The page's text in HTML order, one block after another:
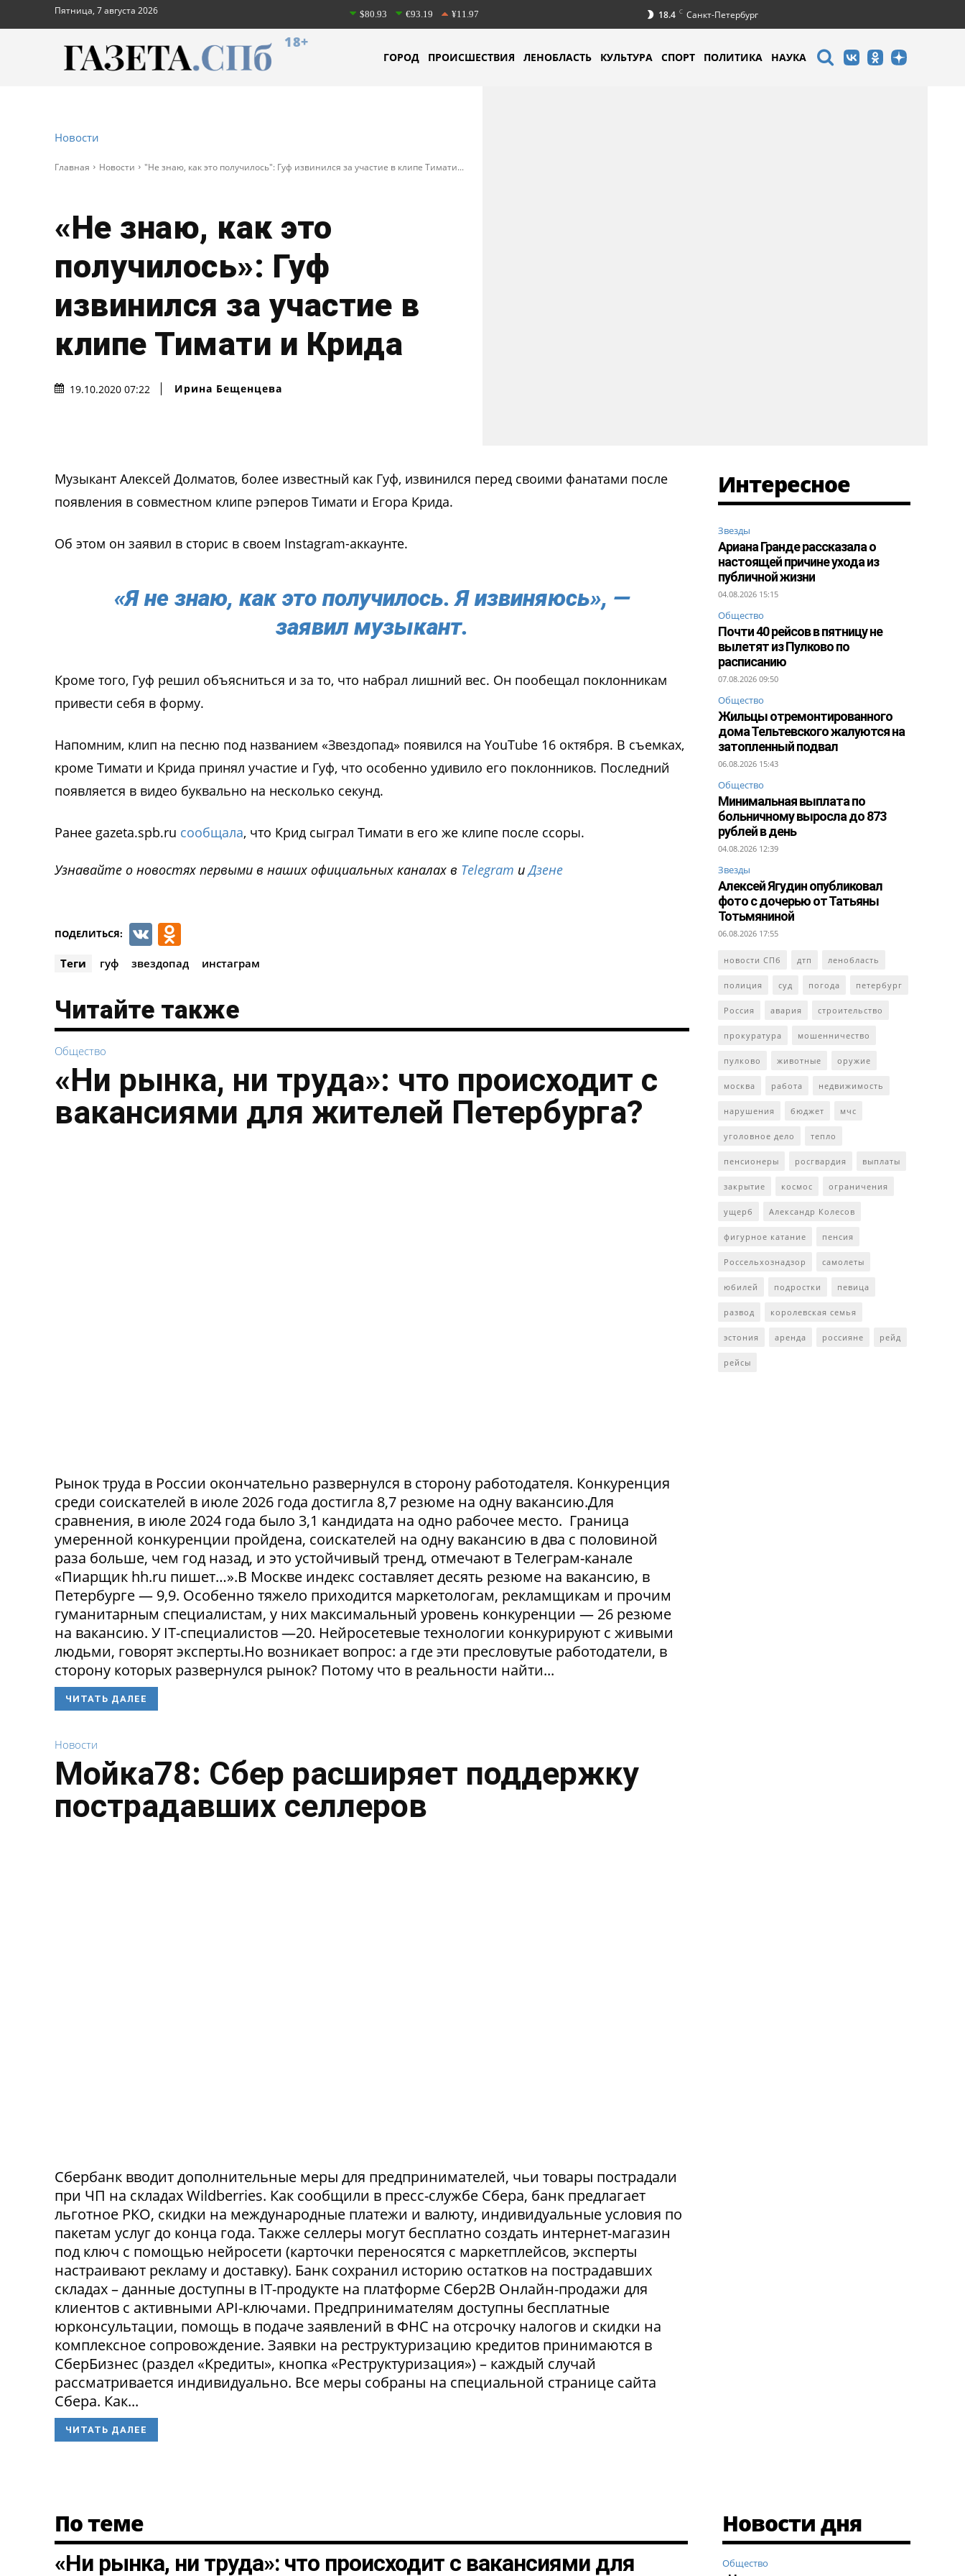
Пятница, 7 августа 2026 $80.93 €93.19 ¥11.97 18.4 C Санкт-Петербург
18+
ГОРОД ПРОИСШЕСТВИЯ ЛЕНОБЛАСТЬ КУЛЬТУРА СПОРТ ПОЛИТИКА НАУКА
Новости
Главная Новости "Не знаю, как это получилось": Гуф извинился за участие в клипе Тимати...
«Не знаю, как это
получилось»: Гуф
извинился за участие в
клипе Тимати и Крида
19.10.2020 07:22 Ирина Бещенцева
Музыкант Алексей Долматов, более известный как Гуф, извинился перед своими фанатами после
появления в совместном клипе рэперов Тимати и Егора Крида.
Об этом он заявил в сторис в своем Instagram-аккаунте.
«Я не знаю, как это получилось. Я извиняюсь», —
заявил музыкант.
Кроме того, Гуф решил объясниться и за то, что набрал лишний вес. Он пообещал поклонникам
привести себя в форму.
Напомним, клип на песню под названием «Звездопад» появился на YouTube 16 октября. В съемках,
кроме Тимати и Крида принял участие и Гуф, что особенно удивило его поклонников. Последний
появляется в видео буквально на несколько секунд.
Ранее gazeta.spb.ru сообщала, что Крид сыграл Тимати в его же клипе после ссоры.
Узнавайте о новостях первыми в наших официальных каналах в Telegram иДзене
ПОДЕЛИТЬСЯ: VK
Теги гуф звездопад инстаграм
Читайте также
Общество
«Ни рынка, ни труда»: что происходит с
вакансиями для жителей Петербурга?
Рынок труда в России окончательно развернулся в сторону работодателя. Конкуренция
среди соискателей в июле 2026 года достигла 8,7 резюме на одну вакансию.Для
сравнения, в июле 2024 года было 3,1 кандидата на одно рабочее место. Граница
умеренной конкуренции пройдена, соискателей на одну вакансию в два с половиной
раза больше, чем год назад, и это устойчивый тренд, отмечают в Телеграм-канале
«Пиарщик hh.ru пишет…».В Москве индекс составляет десять резюме на вакансию, в
Петербурге — 9,9. Особенно тяжело приходится маркетологам, рекламщикам и прочим
гуманитарным специалистам, у них максимальный уровень конкуренции — 26 резюме
на вакансию. У IT-специалистов —20. Нейросетевые технологии конкурируют с живыми
людьми, говорят эксперты.Но возникает вопрос: а где эти пресловутые работодатели, в
сторону которых развернулся рынок? Потому что в реальности найти...
ЧИТАТЬ ДАЛЕЕ
Новости
Мойка78: Сбер расширяет поддержку
пострадавших селлеров
Сбербанк вводит дополнительные меры для предпринимателей, чьи товары пострадали
при ЧП на складах Wildberries. Как сообщили в пресс-службе Сбера, банк предлагает
льготное РКО, скидки на международные платежи и валюту, индивидуальные условия по
пакетам услуг до конца года. Также селлеры могут бесплатно создать интернет-магазин
под ключ с помощью нейросети (карточки переносятся с маркетплейсов, эксперты
настраивают рекламу и доставку). Банк сохранил историю остатков на пострадавших
складах – данные доступны в IT-продукте на платформе Сбер2В Онлайн-продажи для
клиентов с активными API-ключами. Предпринимателям доступны бесплатные
юрконсультации, помощь в подаче заявлений в ФНС на отсрочку налогов и скидки на
комплексное сопровождение. Заявки на реструктуризацию кредитов принимаются в
СберБизнес (раздел «Кредиты», кнопка «Реструктуризация») – каждый случай
рассматривается индивидуально. Все меры собраны на специальной странице сайта
Сбера. Как...
ЧИТАТЬ ДАЛЕЕ
Интересное
Звезды
Ариана Гранде рассказала о
настоящей причине ухода из
публичной жизни
04.08.2026 15:15
Общество
Почти 40 рейсов в пятницу не
вылетят из Пулково по
расписанию
07.08.2026 09:50
Общество
Жильцы отремонтированного
дома Тельтевского жалуются на
затопленный подвал
06.08.2026 15:43
Общество
Минимальная выплата по
больничному выросла до 873
рублей в день
04.08.2026 12:39
Звезды
Алексей Ягудин опубликовал
фото с дочерью от Татьяны
Тотьмяниной
06.08.2026 17:55
новости СПб дтп ленобласть
полиция суд погода петербург
Россия авария строительство
прокуратура мошенничество
пулково животные оружие
москва работа недвижимость
нарушения бюджет мчс
уголовное дело тепло
пенсионеры росгвардия выплаты
закрытие космос ограничения
ущерб Александр Колесов
фигурное катание пенсия
Россельхознадзор самолеты
юбилей подростки певица
развод королевская семья
эстония аренда россияне рейд
рейсы
Новости дня
Общество
По теме
«Ни рынка, ни труда»: что происходит с вакансиями для